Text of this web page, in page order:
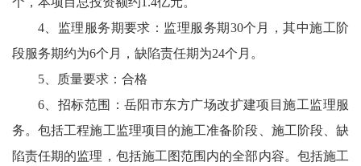
4、监理服务期要求：监理服务期30个月，其中施工阶
段服务期约为6个月，缺陷责任期为24个月。
5、质量要求：合格
6、招标范围：岳阳市东方广场改扩建项目施工监理服
务。包括工程施工监理项目的施工准备阶段、施工阶段、缺
陷责任期的监理，包括施工图范围内的全部内容。包括施工